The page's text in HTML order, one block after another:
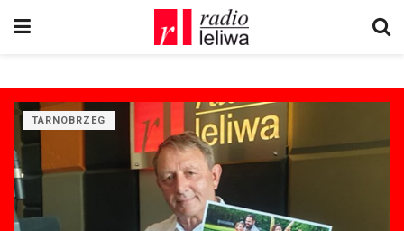
TARNOBRZEG